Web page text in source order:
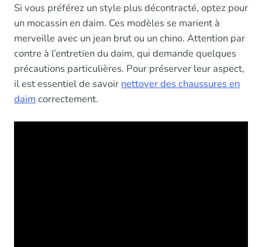
Si vous préférez un style plus décontracté, optez pour
un mocassin en daim. Ces modèles se marient à
merveille avec un jean brut ou un chino. Attention par
contre à l’entretien du daim, qui demande quelques
précautions particulières. Pour préserver leur aspect,
il est essentiel de savoir nettoyer des chaussures en
daim correctement.